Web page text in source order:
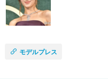
モデルプレス